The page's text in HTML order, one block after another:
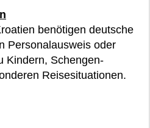
benötigen deutsche
Personalausweis oder
Kindern, Schengen-
Reisesituationen.